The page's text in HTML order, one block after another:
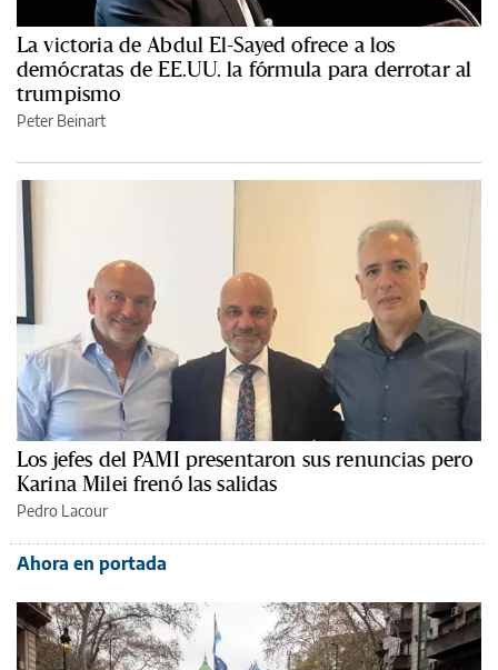
La victoria de Abdul El-Sayed ofrece a los
demócratas de EE.UU. la fórmula para derrotar al
trumpismo
Peter Beinart
Los jefes del PAMI presentaron sus renuncias pero
Karina Milei frenó las salidas
Pedro Lacour
Ahora en portada